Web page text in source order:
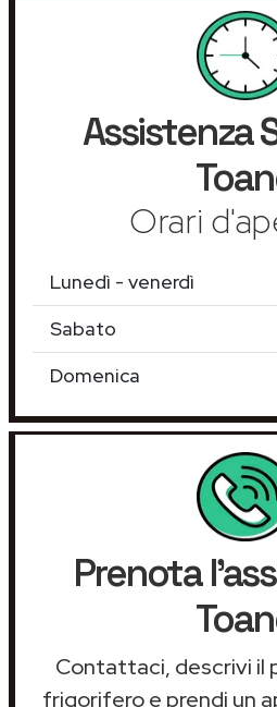
Assistenza
Orari
Lunedì - venerdì
Sabato
Domenica
Prenota
Contattaci, descrivi il
frigorifero e prendi un